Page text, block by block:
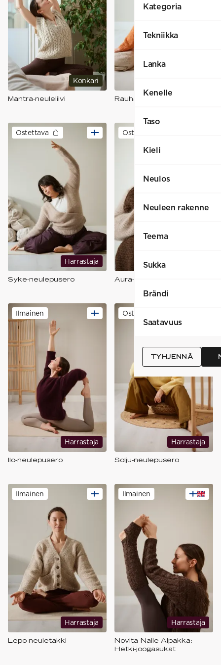
Kategoria
Tekniikka
Lanka
Kenelle
Taso
Kieli
Neulos
Neuleen rakenne
Teema
Sukka
Brändi
Saatavuus
TYHJENNÄ
Konkari
Mantra-neuleliivi Rauha-neulepusero
Harrastaja
Ostettava
Syke-neulepusero
Ostettava
Aura-neulehuivi
Harrastaja
Ilmainen
Ilo-neulepusero
Harrastaja
Ostettava
Solju-neulepusero
Harrastaja
Ilmainen
Lepo-neuletakki
Harrastaja
Ilmainen
Novita Nalle Alpakka:
Hetki-joogasukat